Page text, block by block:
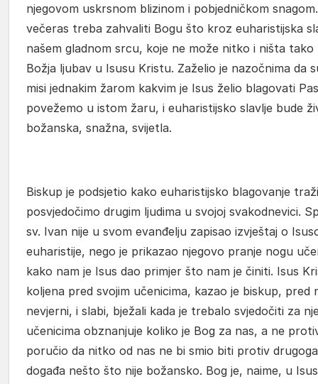
njegovom uskrsnom blizinom i pobjedničkom
večeras treba zahvaliti Bogu što kroz euharistijska
našem gladnom srcu, koje ne može nitko i ništa
Božja ljubav u Isusu Kristu. Zaželio je nazočnima da
misi jednakim žarom kakvim je Isus želio blagovati
povežemo u istom žaru, i euharistijsko slavlje bude
božanska, snažna, svijetla.
Biskup je podsjetio kako euharistijsko blagovanje
posvjedočimo drugim ljudima u svojoj svakodnevici.
sv. Ivan nije u svom evanđelju zapisao izvještaj o
euharistije, nego je prikazao njegovo pranje nogu
kako nam je Isus dao primjer što nam je činiti. Isus
koljena pred svojim učenicima, kazao je biskup, pred
nevjerni, i slabi, bježali kada je trebalo svjedočiti za
učenicima obznanjuje koliko je Bog za nas, a ne
poručio da nitko od nas ne bi smio biti protiv
događa nešto što nije božansko. Bog je, naime, u